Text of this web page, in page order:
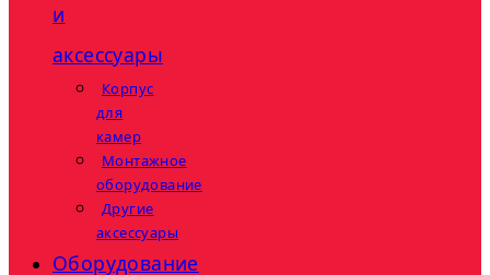
и
аксессуары
Корпус
для
камер
Монтажное
оборудование
Другие
аксессуары
Оборудование